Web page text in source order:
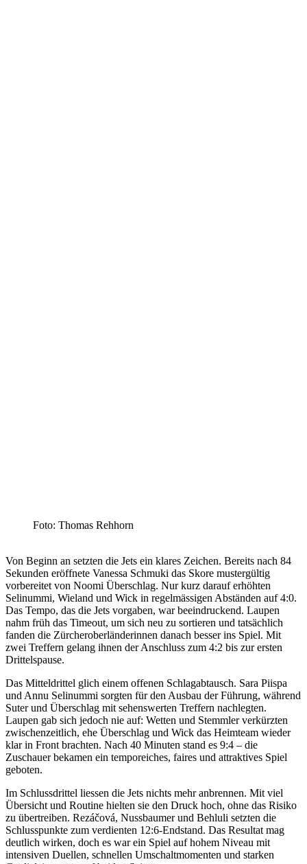
Foto: Thomas Rehhorn
Von Beginn an setzten die Jets ein klares Zeichen. Bereits nach 84
Sekunden eröffnete Vanessa Schmuki das Skore mustergültig
vorbereitet von Noomi Überschlag. Nur kurz darauf erhöhten
Selinummi, Wieland und Wick in regelmässigen Abständen auf 4:0.
Das Tempo, das die Jets vorgaben, war beeindruckend. Laupen
nahm früh das Timeout, um sich neu zu sortieren und tatsächlich
fanden die Zürcheroberländerinnen danach besser ins Spiel. Mit
zwei Treffern gelang ihnen der Anschluss zum 4:2 bis zur ersten
Drittelspause.
Das Mitteldrittel glich einem offenen Schlagabtausch. Sara Piispa
und Annu Selinummi sorgten für den Ausbau der Führung, während
Suter und Überschlag mit sehenswerten Treffern nachlegten.
Laupen gab sich jedoch nie auf: Wetten und Stemmler verkürzten
zwischenzeitlich, ehe Überschlag und Wick das Heimteam wieder
klar in Front brachten. Nach 40 Minuten stand es 9:4 – die
Zuschauer bekamen ein temporeiches, faires und attraktives Spiel
geboten.
Im Schlussdrittel liessen die Jets nichts mehr anbrennen. Mit viel
Übersicht und Routine hielten sie den Druck hoch, ohne das Risiko
zu übertreiben. Rezáčová, Nussbaumer und Behluli setzten die
Schlusspunkte zum verdienten 12:6-Endstand. Das Resultat mag
deutlich wirken, doch es war ein Spiel auf hohem Niveau mit
intensiven Duellen, schnellen Umschaltmomenten und starken